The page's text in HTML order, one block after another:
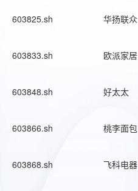
603825.sh 华扬联众
603833.sh 欧派家居
603848.sh 好太太
603866.sh 桃李面包
603868.sh 飞科电器